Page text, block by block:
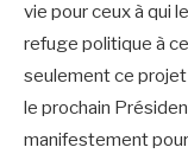
vie pour ceux à qui
refuge politique à
seulement ce
le prochain
manifestement